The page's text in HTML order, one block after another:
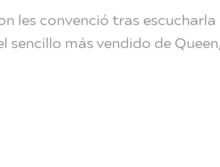
les convenció tras escucharla
sencillo más vendido de